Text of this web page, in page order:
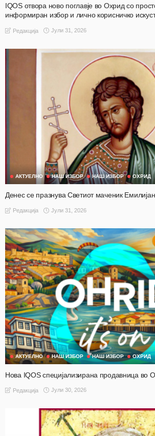
IQOS отвора ново поглавје во Охрид со
информиран избор и лично корисничко
Редакција Јули 31, 2026
АКТУЕЛНО НАШ ИЗБОР НАШ ИЗБОР ОХРИД
Денес се празнува Светиот маченик Емилијан
Редакција Јули 31, 2026
АКТУЕЛНО НАШ ИЗБОР НАШ ИЗБОР ОХРИД
Нова IQOS специјализирана продавница во
Редакција Јули 30, 2026